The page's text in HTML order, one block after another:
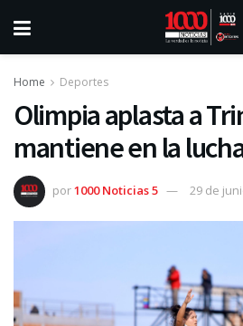
Home Deportes
Olimpia aplasta a
mantiene en la
por1000 Noticias 5 29 de